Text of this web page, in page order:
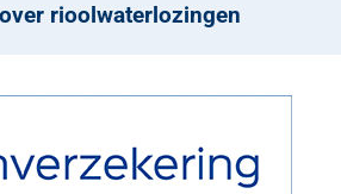
rioolwaterlozingen